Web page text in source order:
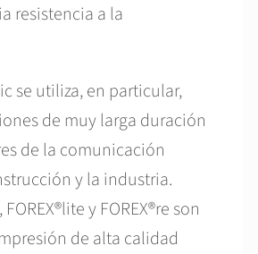
resistencia a la
se utiliza, en particular,
de muy larga duración
de la comunicación
y la industria.
y FOREX®re son
de alta calidad